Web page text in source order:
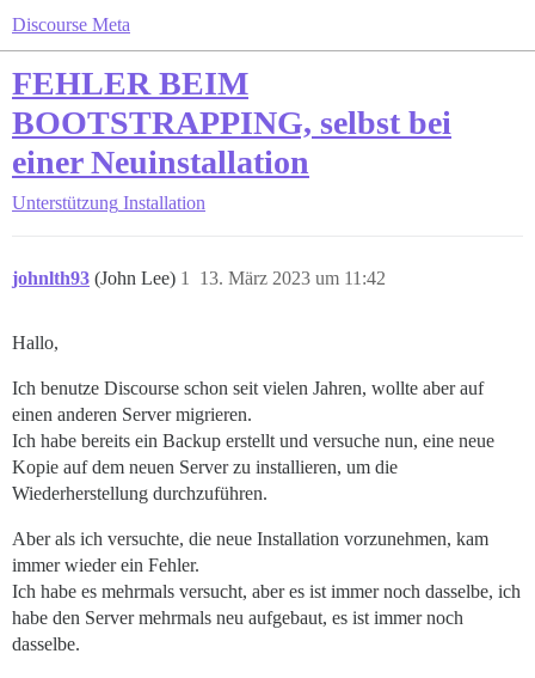
Discourse Meta
FEHLER BEIM
BOOTSTRAPPING, selbst bei
einer Neuinstallation
Unterstützung Installation
johnlth93 (John Lee) 13. März 2023 um 11:42
1
Hallo,
Ich benutze Discourse schon seit vielen Jahren, wollte aber auf
einen anderen Server migrieren.
Ich habe bereits ein Backup erstellt und versuche nun, eine neue
Kopie auf dem neuen Server zu installieren, um die
Wiederherstellung durchzuführen.
Aber als ich versuchte, die neue Installation vorzunehmen, kam
immer wieder ein Fehler.
Ich habe es mehrmals versucht, aber es ist immer noch dasselbe, ich
habe den Server mehrmals neu aufgebaut, es ist immer noch
dasselbe.